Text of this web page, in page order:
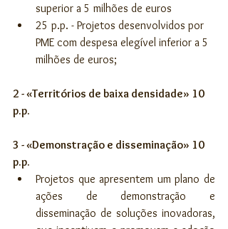
superior a 5 milhões de euros
25 p.p. - Projetos desenvolvidos por
PME com despesa elegível inferior a 5
milhões de euros;
2 - «Territórios de baixa densidade» 10
p.p.
3 - «Demonstração e disseminação» 10
p.p.
Projetos que apresentem um plano de
ações de demonstração e
disseminação de soluções inovadoras,